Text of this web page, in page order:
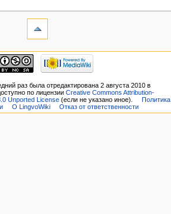
раз была отредактирована 2 августа 2010 в
по лицензииCreative Commons Attribution-
Unported License(если не указано иное).
Политика
О LingvoWiki Отказ от ответственности